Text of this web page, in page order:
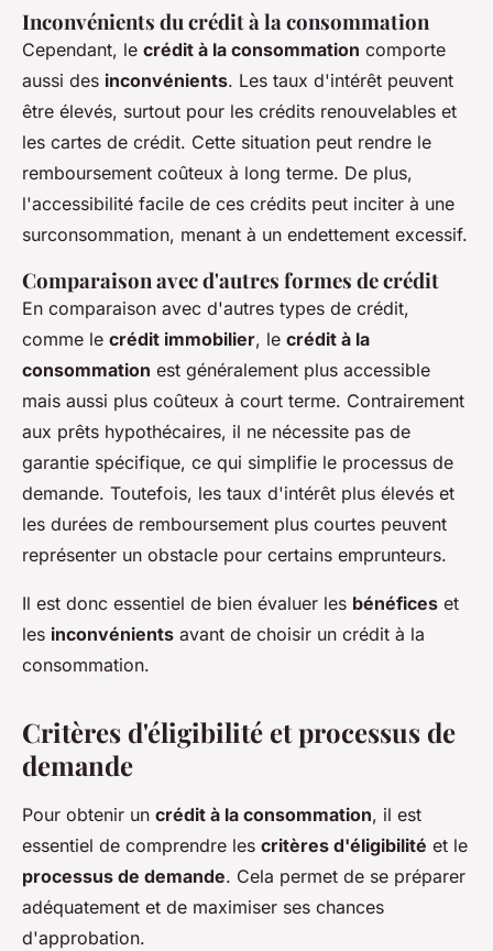
Inconvénients du crédit à la consommation
Cependant, le crédit à la consommation comporte
aussi des inconvénients. Les taux d'intérêt peuvent
être élevés, surtout pour les crédits renouvelables et
les cartes de crédit. Cette situation peut rendre le
remboursement coûteux à long terme. De plus,
l'accessibilité facile de ces crédits peut inciter à une
surconsommation, menant à un endettement excessif.
Comparaison avec d'autres formes de crédit
En comparaison avec d'autres types de crédit,
comme le crédit immobilier, le crédit à la
consommation est généralement plus accessible
mais aussi plus coûteux à court terme. Contrairement
aux prêts hypothécaires, il ne nécessite pas de
garantie spécifique, ce qui simplifie le processus de
demande. Toutefois, les taux d'intérêt plus élevés et
les durées de remboursement plus courtes peuvent
représenter un obstacle pour certains emprunteurs.
Il est donc essentiel de bien évaluer les bénéfices et
les inconvénients avant de choisir un crédit à la
consommation.
Critères d'éligibilité et processus de
demande
Pour obtenir un crédit à la consommation, il est
essentiel de comprendre les critères d'éligibilité et le
processus de demande. Cela permet de se préparer
adéquatement et de maximiser ses chances
d'approbation.